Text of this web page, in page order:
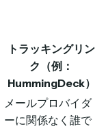
トラッキングリン
ク（例：
HummingDeck）
メールプロバイダ
ーに関係なく誰で